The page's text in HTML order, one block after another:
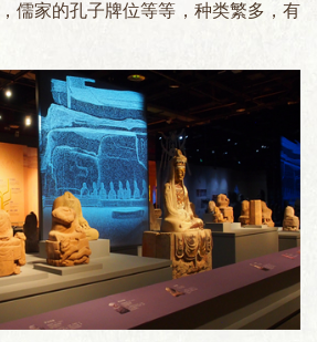
儒家的孔子牌位等等，种类繁多，有